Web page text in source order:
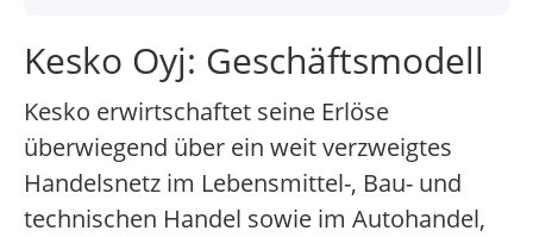
Kesko Oyj: Geschäftsmodell
Kesko erwirtschaftet seine Erlöse
überwiegend über ein weit verzweigtes
Handelsnetz im Lebensmittel-, Bau- und
technischen Handel sowie im Autohandel,